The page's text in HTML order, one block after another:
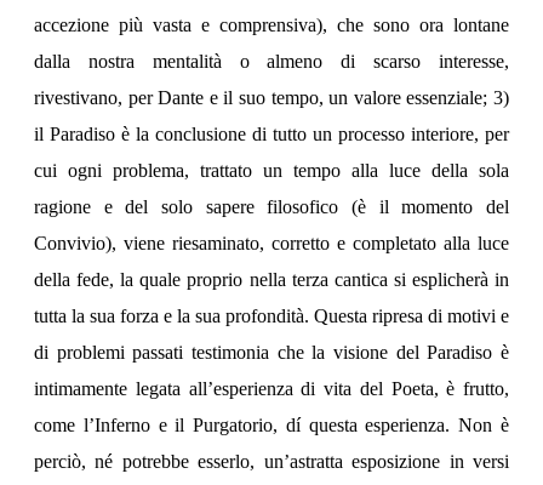
accezione più vasta e comprensiva), che sono ora lontane
dalla nostra mentalità o almeno di scarso interesse,
rivestivano, per Dante e il suo tempo, un valore essenziale; 3)
il Paradiso è la conclusione di tutto un processo interiore, per
cui ogni problema, trattato un tempo alla luce della sola
ragione e del solo sapere filosofico (è il momento del
Convivio), viene riesaminato, corretto e completato alla luce
della fede, la quale proprio nella terza cantica si esplicherà in
tutta la sua forza e la sua profondità. Questa ripresa di motivi e
di problemi passati testimonia che la visione del Paradiso è
intimamente legata all’esperienza di vita del Poeta, è frutto,
come l’Inferno e il Purgatorio, dí questa esperienza. Non è
perciò, né potrebbe esserlo, un’astratta esposizione in versi